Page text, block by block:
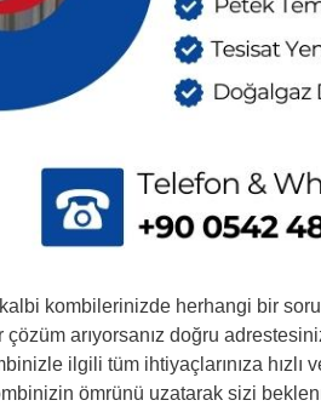
kombilerinizde herhangi bir
arıyorsanız doğru
ilgili tüm ihtiyaçlarınıza hızlı
ömrünü uzatarak sizi